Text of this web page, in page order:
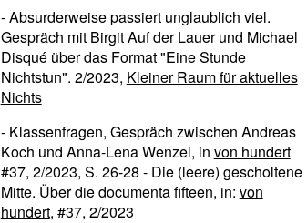
- Absurderweise passiert unglaublich viel.
Gespräch mit Birgit Auf der Lauer und Michael
Disqué über das Format "Eine Stunde
Nichtstun". 2/2023, Kleiner Raum für aktuelles
Nichts
- Klassenfragen, Gespräch zwischen Andreas
Koch und Anna-Lena Wenzel, in von hundert
#37, 2/2023, S. 26-28 - Die (leere) gescholtene
Mitte. Über die documenta fifteen, in: von
hundert, #37, 2/2023